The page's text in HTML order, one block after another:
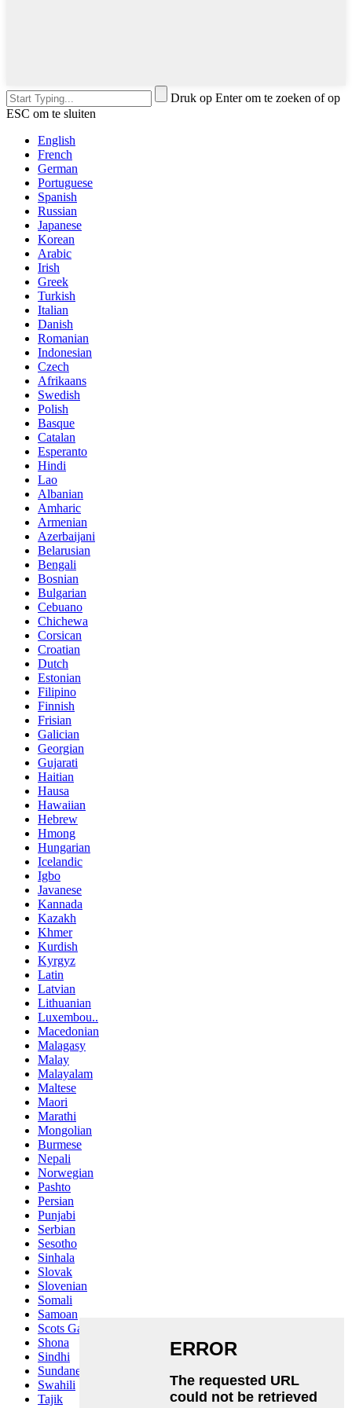
Druk op Enter om te zoeken of op
ESC om te sluiten
English
French
German
Portuguese
Spanish
Russian
Japanese
Korean
Arabic
Irish
Greek
Turkish
Italian
Danish
Romanian
Indonesian
Czech
Afrikaans
Swedish
Polish
Basque
Catalan
Esperanto
Hindi
Lao
Albanian
Amharic
Armenian
Azerbaijani
Belarusian
Bengali
Bosnian
Bulgarian
Cebuano
Chichewa
Corsican
Croatian
Dutch
Estonian
Filipino
Finnish
Frisian
Galician
Georgian
Gujarati
Haitian
Hausa
Hawaiian
Hebrew
Hmong
Hungarian
Icelandic
Igbo
Javanese
Kannada
Kazakh
Khmer
Kurdish
Kyrgyz
Latin
Latvian
Lithuanian
Luxembou..
Macedonian
Malagasy
Malay
Malayalam
Maltese
Maori
Marathi
Mongolian
Burmese
Nepali
Norwegian
Pashto
Persian
Punjabi
Serbian
Sesotho
Sinhala
Slovak
Slovenian
Somali
Samoan
Scots Gaelic
Shona
Sindhi
Sundanese
Swahili
Tajik